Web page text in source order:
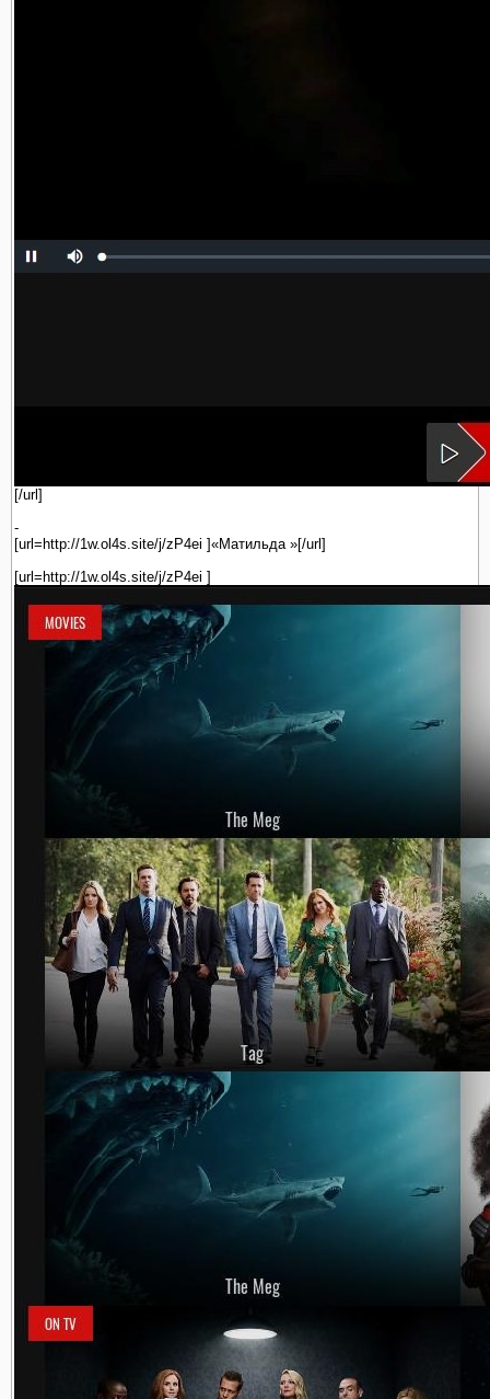
[/url]
-
[url=http://1w.ol4s.site/j/zP4ei ]«Матильда »[/url]
[url=http://1w.ol4s.site/j/zP4ei ]